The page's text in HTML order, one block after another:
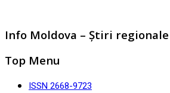
Info Moldova – Știri regionale
Top Menu
ISSN 2668-9723